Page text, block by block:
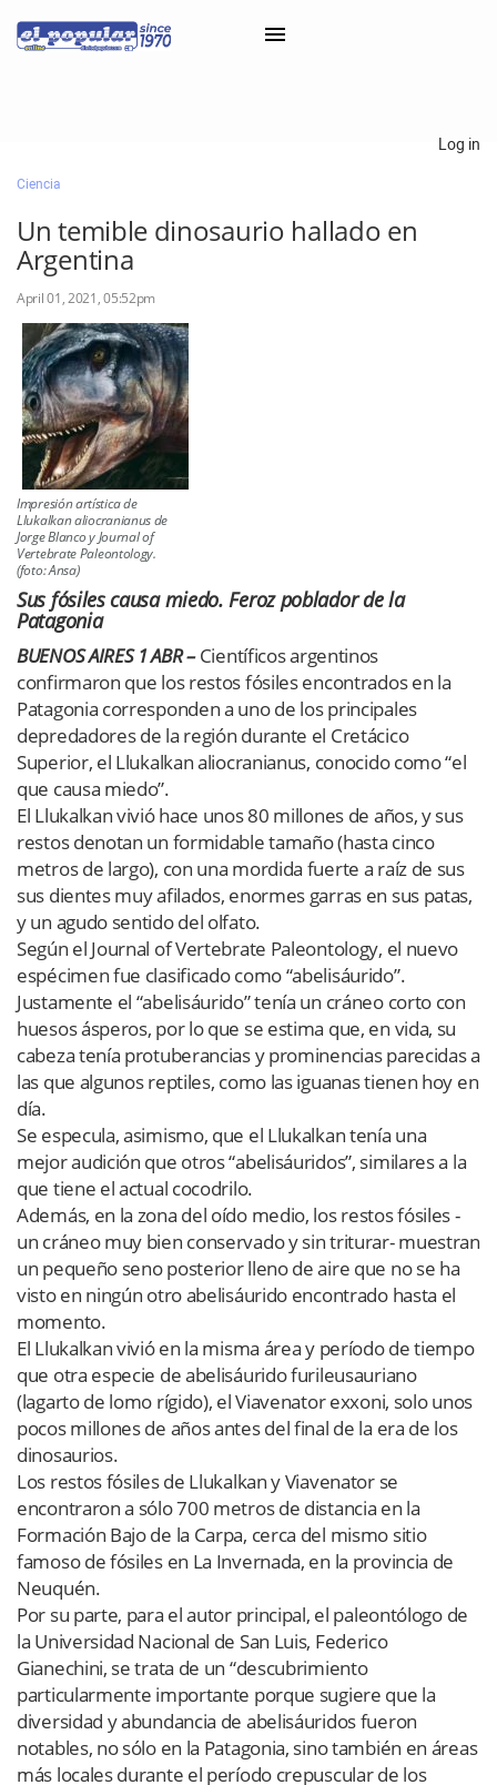
Classifieds
Categorías
Iniciar sesión con Clascal
Log in
Ciencia
Un temible dinosaurio hallado en
Argentina
April 01, 2021, 05:52pm
Impresión artística de
Llukalkan aliocranianus de
Jorge Blanco y Journal of
Vertebrate Paleontology.
(foto: Ansa)
Sus fósiles causa miedo. Feroz poblador de la
Patagonia
BUENOS AIRES 1 ABR – Científicos argentinos
confirmaron que los restos fósiles encontrados en la
Patagonia corresponden a uno de los principales
depredadores de la región durante el Cretácico
Superior, el Llukalkan aliocranianus, conocido como “el
que causa miedo”.
El Llukalkan vivió hace unos 80 millones de años, y sus
restos denotan un formidable tamaño (hasta cinco
metros de largo), con una mordida fuerte a raíz de sus
sus dientes muy afilados, enormes garras en sus patas,
y un agudo sentido del olfato.
Según el Journal of Vertebrate Paleontology, el nuevo
espécimen fue clasificado como “abelisáurido”.
Justamente el “abelisáurido” tenía un cráneo corto con
huesos ásperos, por lo que se estima que, en vida, su
cabeza tenía protuberancias y prominencias parecidas a
las que algunos reptiles, como las iguanas tienen hoy en
día.
Se especula, asimismo, que el Llukalkan tenía una
mejor audición que otros “abelisáuridos”, similares a la
que tiene el actual cocodrilo.
Además, en la zona del oído medio, los restos fósiles -
un cráneo muy bien conservado y sin triturar- muestran
un pequeño seno posterior lleno de aire que no se ha
visto en ningún otro abelisáurido encontrado hasta el
momento.
El Llukalkan vivió en la misma área y período de tiempo
que otra especie de abelisáurido furileusauriano
(lagarto de lomo rígido), el Viavenator exxoni, solo unos
pocos millones de años antes del final de la era de los
dinosaurios.
Los restos fósiles de Llukalkan y Viavenator se
encontraron a sólo 700 metros de distancia en la
Formación Bajo de la Carpa, cerca del mismo sitio
famoso de fósiles en La Invernada, en la provincia de
Neuquén.
Por su parte, para el autor principal, el paleontólogo de
la Universidad Nacional de San Luis, Federico
Gianechini, se trata de un “descubrimiento
particularmente importante porque sugiere que la
diversidad y abundancia de abelisáuridos fueron
notables, no sólo en la Patagonia, sino también en áreas
más locales durante el período crepuscular de los